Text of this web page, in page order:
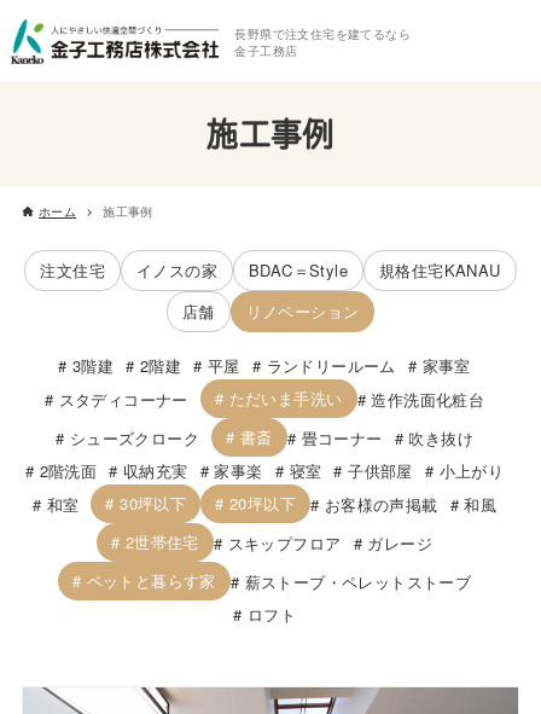
長野県で注文住宅を建てるなら
金子工務店
施工事例
ホーム 施工事例
注文住宅 イノスの家 BDAC＝Style
規格住宅KANAU
店舗
リノベーション
3階建 2階建 平屋 ランドリールーム
家事室
スタディコーナー
ただいま手洗い
造作洗面化粧台
シューズクローク
書斎 畳コーナー
吹き抜け
2階洗面
収納充実 家事楽 寝室 子供部屋
小上がり
和室
30坪以下 20坪以下 お客様の声掲載
和風
2世帯住宅
スキップフロア
ガレージ
ペットと暮らす家
薪ストーブ・ペレットストーブ
ロフト